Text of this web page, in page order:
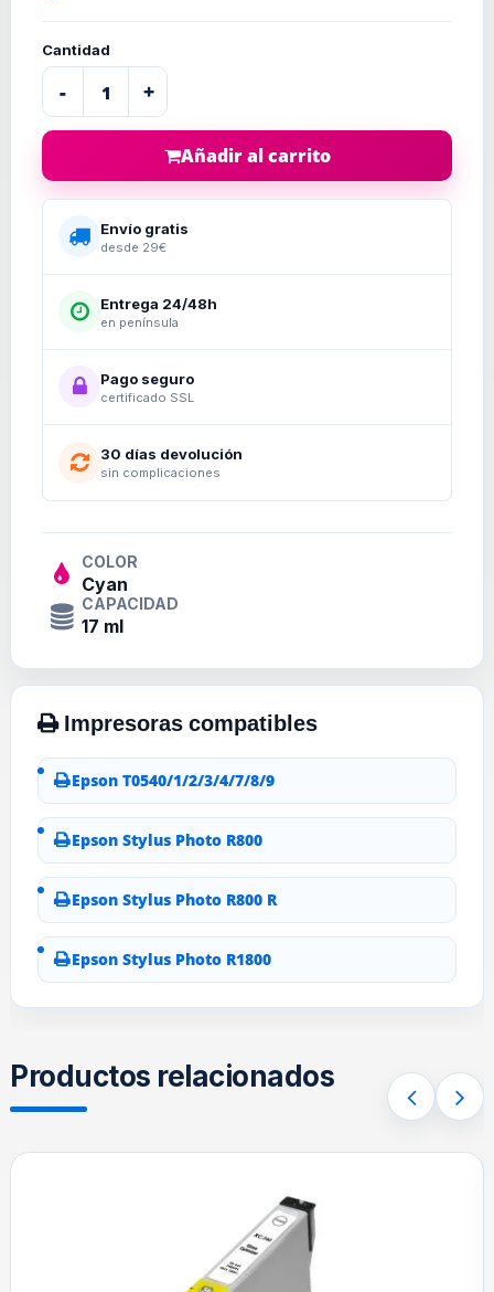
Cantidad
- +
Añadir al carrito
Envío gratis
desde 29€
Entrega 24/48h
en península
Pago seguro
certificado SSL
30 días devolución
sin complicaciones
COLOR
Cyan
CAPACIDAD
17 ml
Epson T0540/1/2/3/4/7/8/9
Epson Stylus Photo R800
Epson Stylus Photo R800 R
Epson Stylus Photo R1800
Productos relacionados